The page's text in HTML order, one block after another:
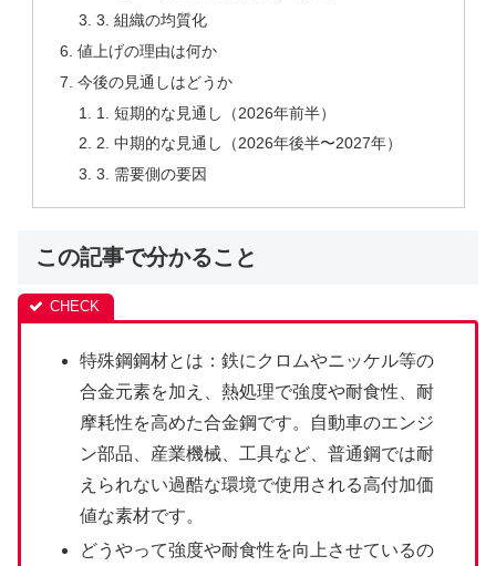
3. 組織の均質化
値上げの理由は何か
今後の見通しはどうか
1. 短期的な見通し（2026年前半）
2. 中期的な見通し（2026年後半〜2027年）
3. 需要側の要因
この記事で分かること
特殊鋼鋼材とは：鉄にクロムやニッケル等の
合金元素を加え、熱処理で強度や耐食性、耐
摩耗性を高めた合金鋼です。自動車のエンジ
ン部品、産業機械、工具など、普通鋼では耐
えられない過酷な環境で使用される高付加価
値な素材です。
どうやって強度や耐食性を向上させているの